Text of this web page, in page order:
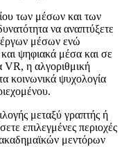
των μέσων και των
να αναπτύξετε
έργων μέσων ενώ
και ψηφιακά μέσα και σε
VR, η αλγοριθμική
κοινωνικά ψυχολογία
μεταξύ γραπτής ή
επιλεγμένες περιοχές
μεντόρων